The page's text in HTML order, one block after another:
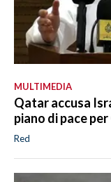
MULTIMEDIA
Qatar accusa
piano di pace per
Red